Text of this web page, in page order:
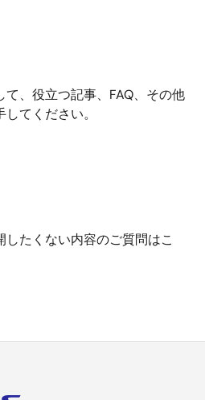
、役立つ記事、FAQ、その他
てください。
たくない内容のご質問はこ